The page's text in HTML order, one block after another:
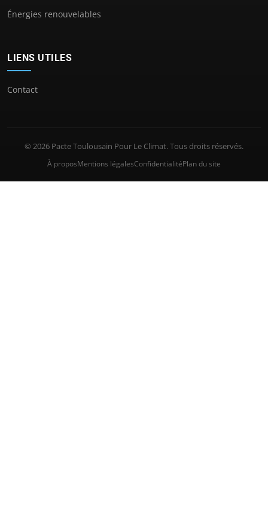
Énergies renouvelables
LIENS UTILES
Contact
© 2026 Pacte Toulousain Pour Le Climat. Tous droits réservés.
À proposMentions légalesConfidentialitéPlan du site